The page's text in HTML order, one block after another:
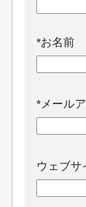
*お名前
*メール
ウェブサ